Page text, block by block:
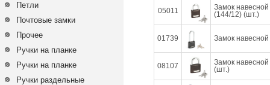
Петли
Почтовые замки
Прочее
Ручки на планке
Ручки на планке
Ручки раздельные
05011
Замок
(144/12) (шт.)
01739 Замок
08107
Замок
(шт.)